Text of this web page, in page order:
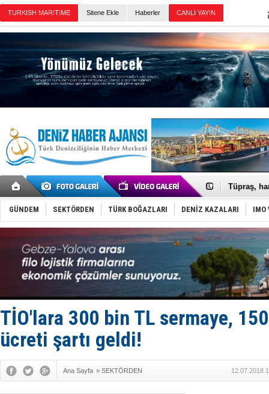
Sitene Ekle Haberler
Anadolu
Tüpraş,
İTU AUV,
LNG
PROYAD,
Türkiye-
Türk
Deniz
DÖDER,
Fairline,
Baltık
Runit
Türk
GÜNDEM SEKTÖRDEN TÜRK BOĞAZLARI DENİZ KAZALARI IMO
TİO'lara 300 bin TL sermaye,
ücreti şartı geldi!
Ana Sayfa » SEKTÖRDEN 12.07.2018